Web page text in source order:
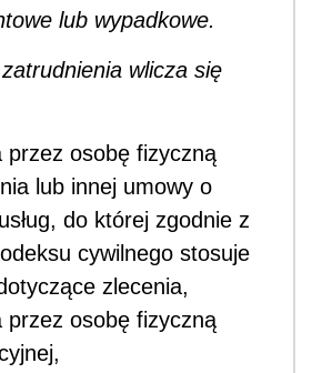
lub wypadkowe.
wlicza się
przez osobę fizyczną
lub innej umowy o
do której zgodnie z
cywilnego stosuje
zlecenia,
przez osobę fizyczną